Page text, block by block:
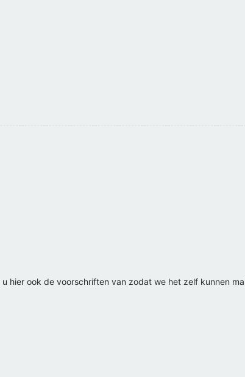
hier ook de voorschriften van zodat we het zelf kunnen